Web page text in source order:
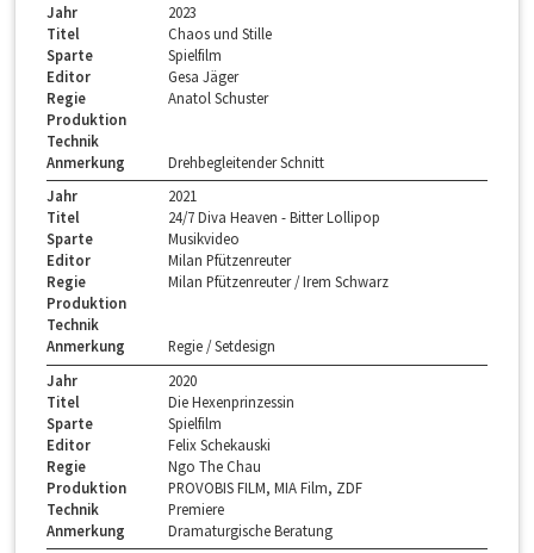
Jahr
2023
Titel
Chaos und Stille
Sparte
Spielfilm
Editor
Gesa Jäger
Regie
Anatol Schuster
Produktion
Technik
Anmerkung
Drehbegleitender Schnitt
Jahr
2021
Titel
24/7 Diva Heaven - Bitter Lollipop
Sparte
Musikvideo
Editor
Milan Pfützenreuter
Regie
Milan Pfützenreuter / Irem Schwarz
Produktion
Technik
Anmerkung
Regie / Setdesign
Jahr
2020
Titel
Die Hexenprinzessin
Sparte
Spielfilm
Editor
Felix Schekauski
Regie
Ngo The Chau
Produktion
PROVOBIS FILM, MIA Film, ZDF
Technik
Premiere
Anmerkung
Dramaturgische Beratung